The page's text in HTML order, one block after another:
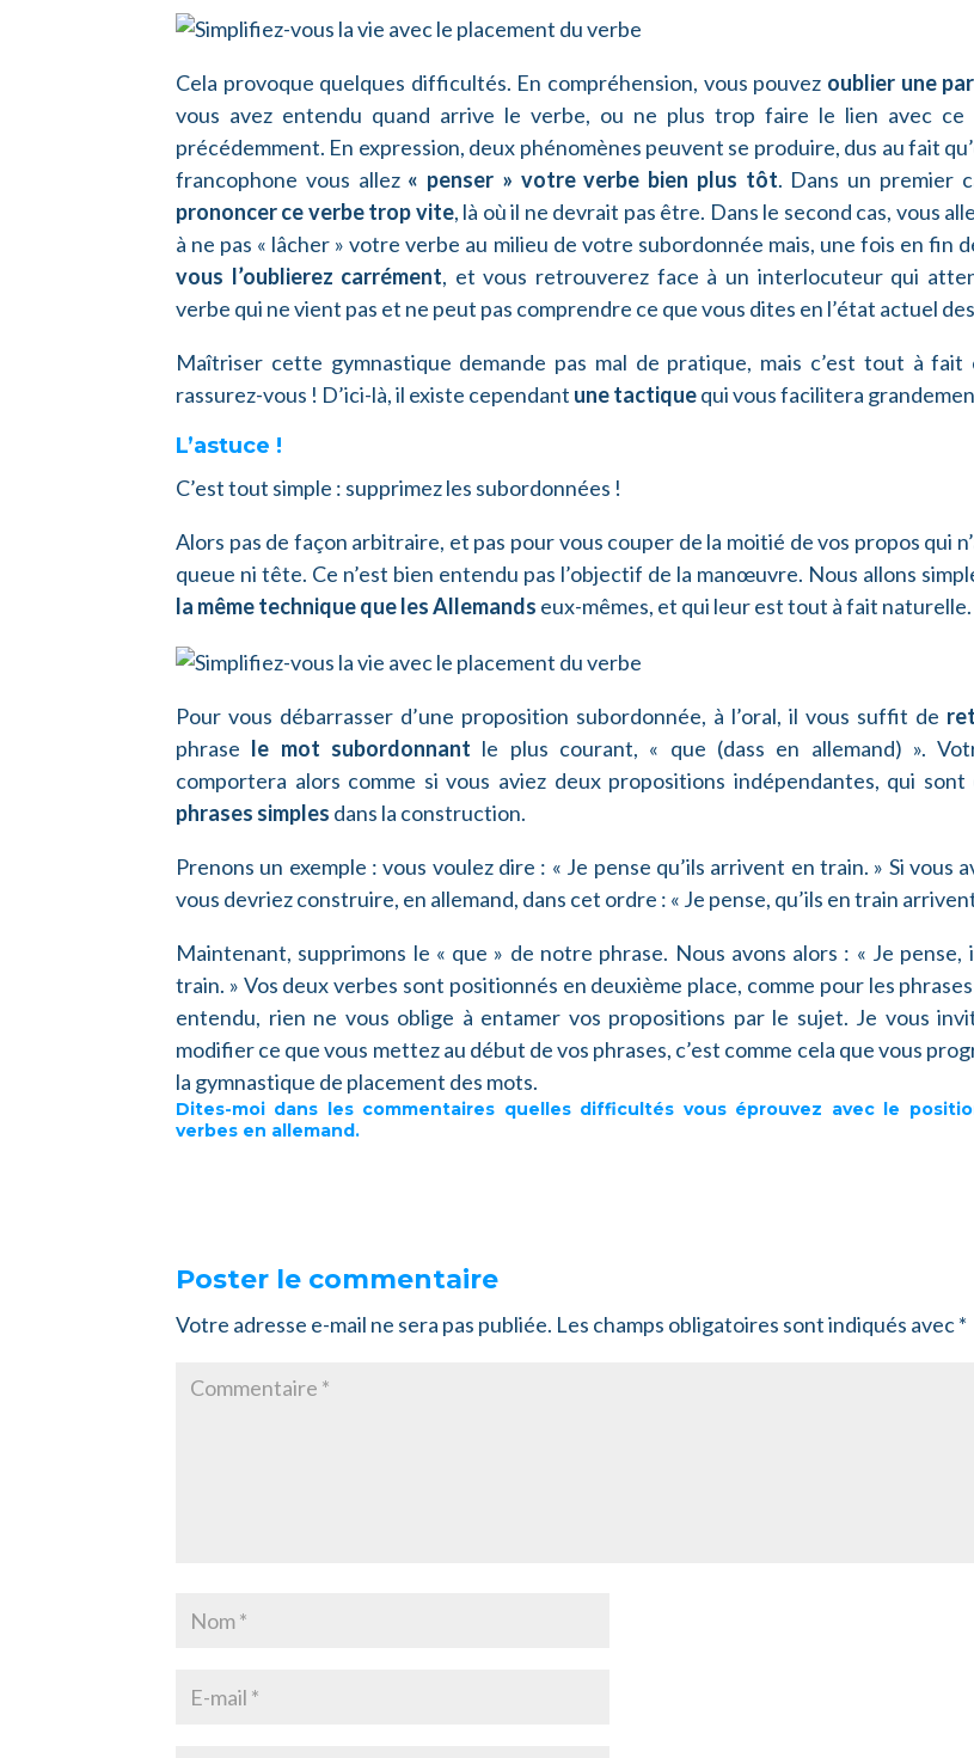
Cela provoque quelques difficultés. En compréhension, vous pouvez oublier une
vous avez entendu quand arrive le verbe, ou ne plus trop faire le lien avec
précédemment. En expression, deux phénomènes peuvent se produire, dus au fait
francophone vous allez « penser » votre verbe bien plus tôt. Dans un premier
prononcer ce verbe trop vite, là où il ne devrait pas être. Dans le second cas, vous
à ne pas « lâcher » votre verbe au milieu de votre subordonnée mais, une fois en fin
vous l’oublierez carrément, et vous retrouverez face à un interlocuteur qui
verbe qui ne vient pas et ne peut pas comprendre ce que vous dites en l’état actuel
Maîtriser cette gymnastique demande pas mal de pratique, mais c’est tout à fait
rassurez-vous ! D’ici-là, il existe cependant une tactiquequi vous facilitera
L’astuce !
C’est tout simple : supprimez les subordonnées !
Alors pas de façon arbitraire, et pas pour vous couper de la moitié de vos propos qui
queue ni tête. Ce n’est bien entendu pas l’objectif de la manœuvre. Nous allons
la même technique que les Allemands eux-mêmes, et qui leur est tout à fait naturelle.
Pour vous débarrasser d’une proposition subordonnée, à l’oral, il vous suffit de
phrase le mot subordonnant le plus courant, « que (dass en allemand) ».
comportera alors comme si vous aviez deux propositions indépendantes, qui sont
phrases simples dans la construction.
Prenons un exemple : vous voulez dire : « Je pense qu’ils arrivent en train. » Si vous
vous devriez construire, en allemand, dans cet ordre : « Je pense, qu’ils en train
Maintenant, supprimons le « que » de notre phrase. Nous avons alors : « Je pense,
train. » Vos deux verbes sont positionnés en deuxième place, comme pour les
entendu, rien ne vous oblige à entamer vos propositions par le sujet. Je vous
modifier ce que vous mettez au début de vos phrases, c’est comme cela que vous
la gymnastique de placement des mots.
Dites-moi dans les commentaires quelles difficultés vous éprouvez avec le
verbes en allemand.
Poster le commentaire
Votre adresse e-mail ne sera pas publiée. Les champs obligatoires sont indiqués avec*